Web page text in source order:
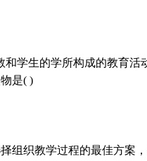
和学生的学所构成的教育活
是( )
组织教学过程的最佳方案